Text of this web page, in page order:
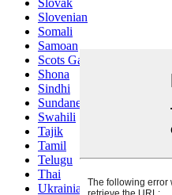
Slovak
Slovenian
Somali
Samoan
Scots Gaelic
Shona
Sindhi
Sundanese
Swahili
Tajik
Tamil
Telugu
Thai
Ukrainian